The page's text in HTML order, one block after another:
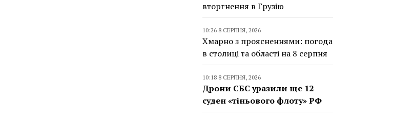
вторгнення в Грузію
10:26 8 СЕРПНЯ, 2026
Хмарно з проясненнями: погода
в столиці та області на 8 серпня
10:18 8 СЕРПНЯ, 2026
Дрони СБС уразили ще 12
суден «тіньового флоту» РФ